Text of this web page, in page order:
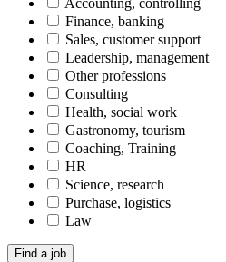
Accounting, controlling
Finance, banking
Sales, customer support
Leadership, management
Other professions
Consulting
Health, social work
Gastronomy, tourism
Coaching, Training
HR
Science, research
Purchase, logistics
Law
Find a job